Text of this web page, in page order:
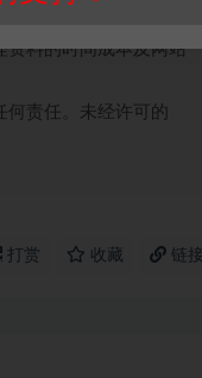
资料的时间成本及网站
责任。未经许可的
打赏 收藏 链接